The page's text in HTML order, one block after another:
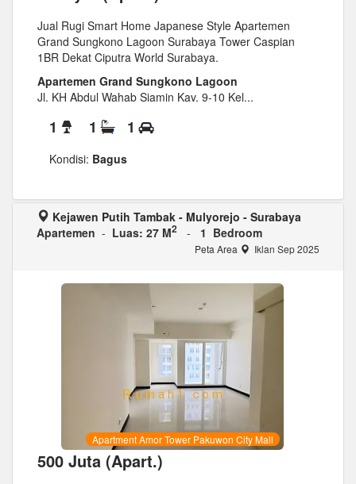
Jual Rugi Smart Home Japanese Style Apartemen
Grand Sungkono Lagoon Surabaya Tower Caspian
1BR Dekat Ciputra World Surabaya.
Apartemen Grand Sungkono Lagoon
Jl. KH Abdul Wahab Siamin Kav. 9-10 Kel...
1 1 1
Kondisi: Bagus
Kejawen Putih Tambak - Mulyorejo - Surabaya
Apartemen - Luas: 27 M2 - 1 Bedroom
Peta Area Iklan Sep 2025
Apartment Amor Tower Pakuwon City Mall
500 Juta (Apart.)